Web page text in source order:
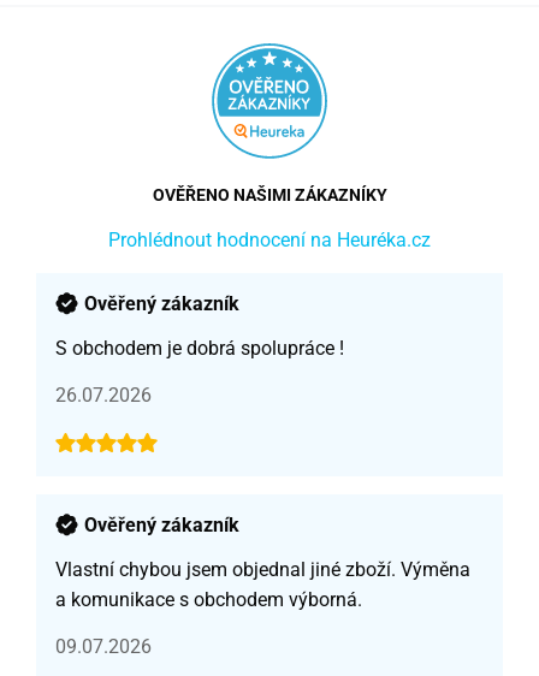
OVĚŘENO NAŠIMI ZÁKAZNÍKY
Prohlédnout hodnocení na Heuréka.cz
Ověřený zákazník
S obchodem je dobrá spolupráce !
26.07.2026
Ověřený zákazník
Vlastní chybou jsem objednal jiné zboží. Výměna
a komunikace s obchodem výborná.
09.07.2026